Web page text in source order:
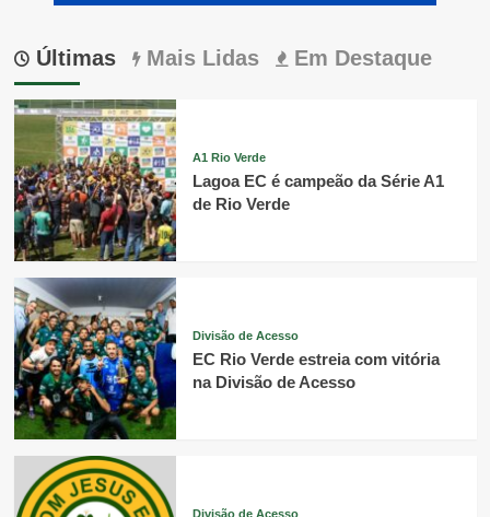
Últimas Mais Lidas Em Destaque
A1 Rio Verde
Lagoa EC é campeão da Série A1
de Rio Verde
Divisão de Acesso
EC Rio Verde estreia com vitória
na Divisão de Acesso
Divisão de Acesso